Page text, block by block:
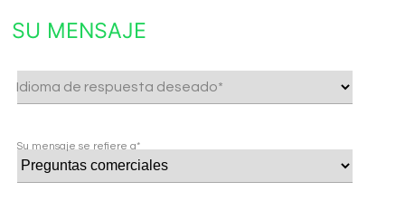
SU MENSAJE
Idioma de respuesta deseado*
Su mensaje se refiere a*